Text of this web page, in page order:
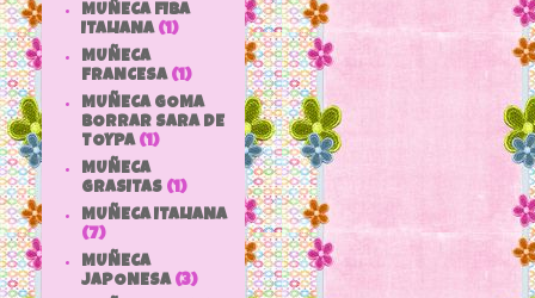
MUÑECA FIBA
ITALIANA (1)
MUÑECA
FRANCESA (1)
MUÑECA GOMA
BORRAR SARA DE
TOYPA (1)
MUÑECA
GRASITAS (1)
MUÑECA ITALIANA
(7)
MUÑECA
JAPONESA (3)